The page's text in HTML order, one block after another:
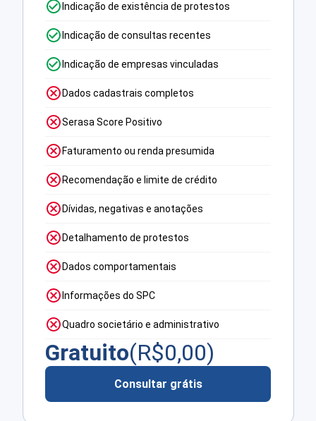
Indicação de existência de protestos
Indicação de consultas recentes
Indicação de empresas vinculadas
Dados cadastrais completos
Serasa Score Positivo
Faturamento ou renda presumida
Recomendação e limite de crédito
Dívidas, negativas e anotações
Detalhamento de protestos
Dados comportamentais
Informações do SPC
Quadro societário e administrativo
Gratuito(R$0,00)
Consultar grátis